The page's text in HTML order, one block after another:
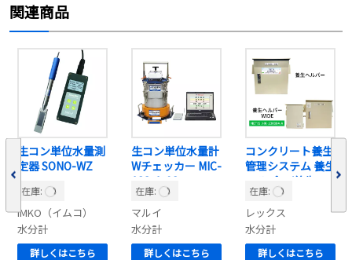
関連商品
生コン単位水量測
定器 SONO-WZ
在庫:
IMKO（イムコ）
水分計
詳しくはこちら
生コン単位水量計
Wチェッカー MIC-
138-1-02
在庫:
マルイ
水分計
詳しくはこちら
コンクリート養生
管理システム 養生
ヘルパー/養生ヘ
ルパーWIDE
在庫:
レックス
水分計
詳しくはこちら